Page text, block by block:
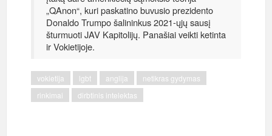
„QAnon“, kuri paskatino buvusio prezidento
Donaldo Trumpo šalininkus 2021-ųjų sausį
šturmuoti JAV Kapitolijų. Panašiai veikti ketinta
ir Vokietijoje.
vokietija lgbt anglija
netikras gydymas
rinkimai
dirbtinis intelektas